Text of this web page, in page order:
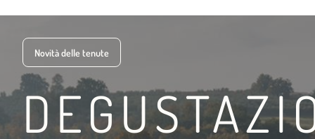
Novità delle tenute